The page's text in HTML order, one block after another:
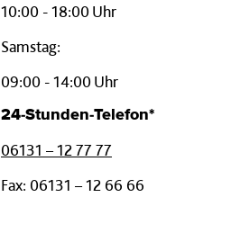
10:00 - 18:00 Uhr
Samstag:
09:00 - 14:00 Uhr
24-Stunden-Telefon*
06131 – 12 77 77
Fax: 06131 – 12 66 66